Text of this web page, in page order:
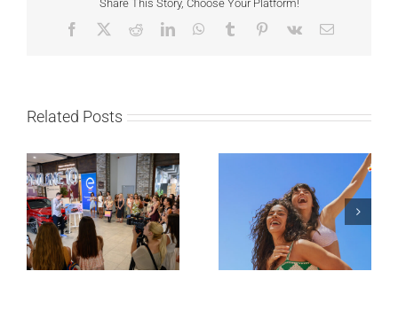
Share This Story, Choose Your Platform!
Facebook RedditLinkedInWhatsApp
Tumblr Pinterest
Vk Email
Related Posts
Lilly Drogerie proslavile
10. online rođendan,
uručile automobil
Citroën C3 i najavile
saradnju sa
šampionkom Andreom
Leto menja naše navike
– vreme je da
promenite i beauty
rutinu